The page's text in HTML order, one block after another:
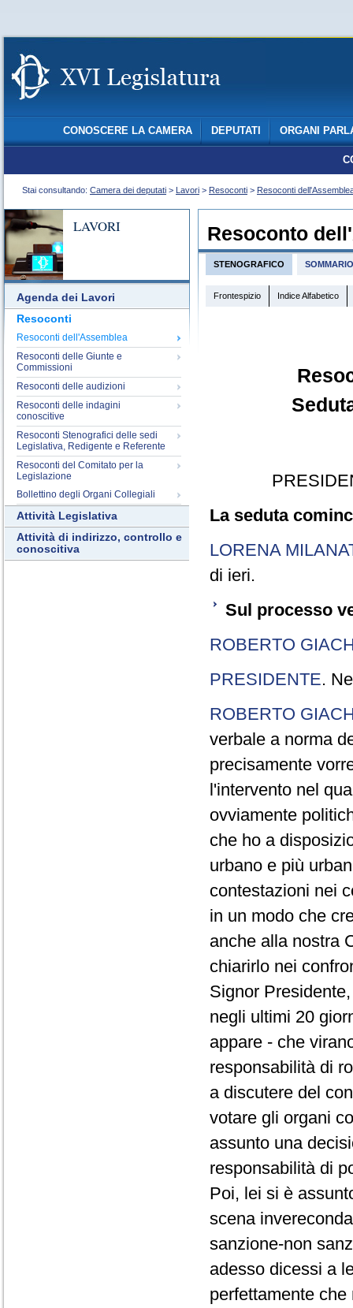
CONOSCERE LA CAMERA DEPUTATI ORGANI
Stai consultando: Camera dei deputati > Lavori > Resoconti > Resoconti
LAVORI
Agenda dei Lavori
Resoconti
Resoconti dell'Assemblea
Resoconti delle Giunte e
Commissioni
Resoconti delle audizioni
Resoconti delle indagini
conoscitive
Resoconti Stenografici delle sedi
Legislativa, Redigente e Referente
Resoconti del Comitato per la
Legislazione
Bollettino degli Organi Collegiali
Attività Legislativa
Attività di indirizzo, controllo e
conoscitiva
Resoconto
STENOGRAFICO SOMMARIO
Frontespizio Indice Alfabetico
La seduta
LORENA
di ieri.
Sul processo
ROBERTO
PRESIDENTE.
ROBERTO
verbale a norma
precisamente
l'intervento nel
ovviamente
che ho a
urbano e più
contestazioni nei
in un modo che
anche alla nostra
chiarirlo nei
Signor
negli ultimi 20
appare - che
responsabilità di
a discutere del
votare gli organi
assunto una
responsabilità di
Poi, lei si è
scena
sanzione-non
adesso dicessi a
perfettamente